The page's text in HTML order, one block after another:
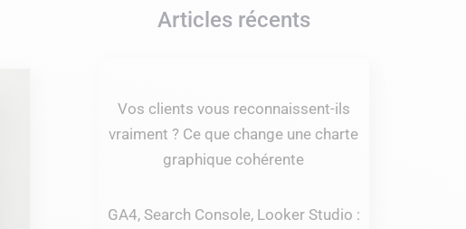
Articles récents
Vos clients vous reconnaissent-ils
vraiment ? Ce que change une charte
graphique cohérente
GA4, Search Console, Looker Studio :